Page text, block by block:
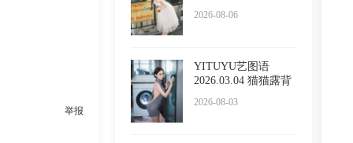
2026-08-06
YITUYU艺图语
2026.03.04 猫猫露背
2026-08-03
举报